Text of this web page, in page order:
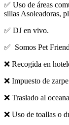
✅ Uso de áreas
sillas Asoleadoras,
✅ DJ en vivo.
✅ Somos Pet
❌ Recogida en
❌ Impuesto de
❌ Traslado al
❌ Uso de toallas o